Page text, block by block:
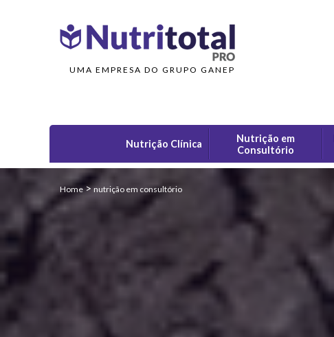
UMA EMPRESA DO GRUPO GANEP
Nutrição Clínica
Nutrição em
Consultório
Home>nutrição em consultório